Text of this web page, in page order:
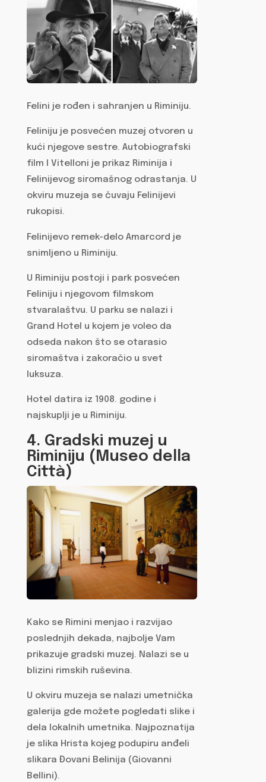
Felini je rođen i sahranjen u Riminiju.
Feliniju je posvećen muzej otvoren u
kući njegove sestre. Autobiografski
film I Vitelloni je prikaz Riminija i
Felinijevog siromašnog odrastanja. U
okviru muzeja se čuvaju Felinijevi
rukopisi.
Felinijevo remek-delo Amarcord je
snimljeno u Riminiju.
U Riminiju postoji i park posvećen
Feliniju i njegovom filmskom
stvaralaštvu. U parku se nalazi i
Grand Hotel u kojem je voleo da
odseda nakon što se otarasio
siromaštva i zakoračio u svet
luksuza.
Hotel datira iz 1908. godine i
najskuplji je u Riminiju.
4. Gradski muzej u
Riminiju (Museo della
Città)
Kako se Rimini menjao i razvijao
poslednjih dekada, najbolje Vam
prikazuje gradski muzej. Nalazi se u
blizini rimskih ruševina.
U okviru muzeja se nalazi umetnička
galerija gde možete pogledati slike i
dela lokalnih umetnika. Najpoznatija
je slika Hrista kojeg podupiru anđeli
slikara Đovani Belinija (Giovanni
Bellini).